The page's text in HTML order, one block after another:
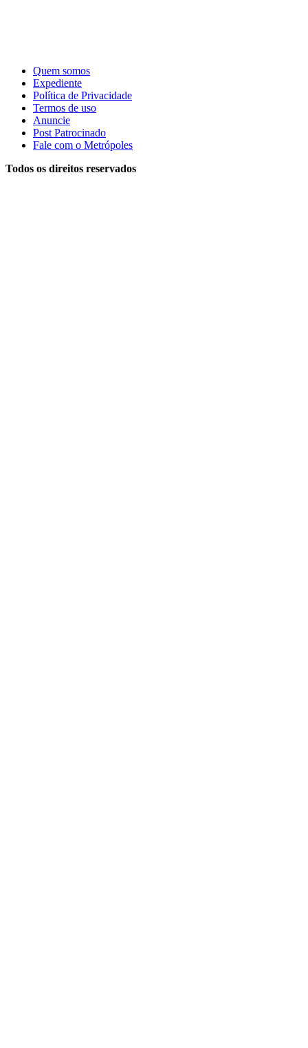
Quem somos
Expediente
Política de Privacidade
Termos de uso
Anuncie
Post Patrocinado
Fale com o Metrópoles
Todos os direitos reservados